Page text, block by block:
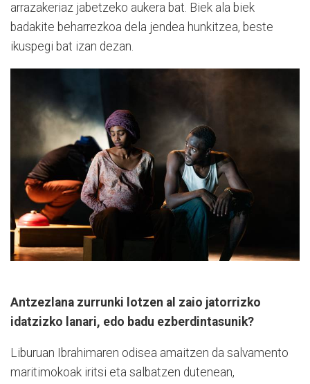
arrazakeriaz jabetzeko aukera bat. Biek ala biek
badakite beharrezkoa dela jendea hunkitzea, beste
ikuspegi bat izan dezan.
Antzezlana zurrunki lotzen al zaio jatorrizko
idatzizko lanari, edo badu ezberdintasunik?
Liburuan Ibrahimaren odisea amaitzen da salvamento
maritimokoak iritsi eta salbatzen dutenean,